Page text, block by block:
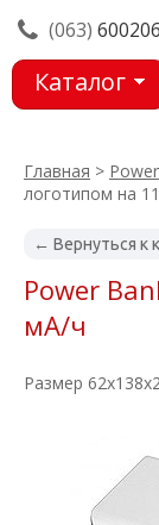
(063)
Каталог
Главная >
логотипом на
← Вернуться к
Power
мА/ч
Размер